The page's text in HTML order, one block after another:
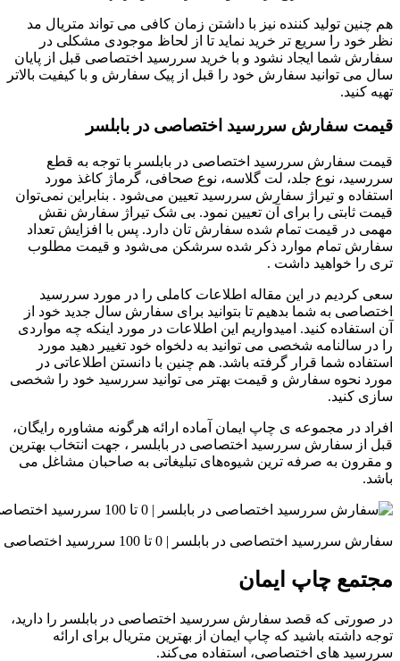
هم چنین تولید کننده نیز با داشتن زمان کافی می تواند متریال مد
نظر خود را سریع تر خرید نماید تا از لحاظ موجودی مشکلی در
سفارش شما ایجاد نشود و با خرید سررسید اختصاصی قبل از پایان
سال می توانید سفارش خود را قبل از پیک سفارش و با کیفیت بالاتر
تهیه کنید.
قیمت سفارش سررسید اختصاصی در بابلسر
قیمت سفارش سررسید اختصاصی در بابلسر با توجه به قطع
سررسید، نوع جلد، لت گلاسه، نوع صحافی، گرماژ کاغذ مورد
استفاده و تیراژ سفارش سررسید تعیین می‌شود . بنابراین نمی‌توان
قیمت ثابتی را برای آن تعیین نمود. بی‌ شک تیراژ سفارش نقش
مهمی در قیمت تمام شده سفارش تان دارد. پس با افزایش تعداد
سفارش تمام موارد ذکر شده سرشکن می‌شود و قیمت مطلوب‌
تری را خواهید داشت .
سعی کردیم در این مقاله اطلاعات کاملی را در مورد سررسید
اختصاصی به شما بدهیم تا بتوانید برای سفارش سال جدید خود از
آن استفاده کنید. امیدواریم این اطلاعات در مورد اینکه چه مواردی
را در سالنامه شخصی می توانید به دلخواه خود تغییر دهید مورد
استفاده شما قرار گرفته باشد. هم چنین با دانستن اطلاعاتی در
مورد نحوه سفارش و قیمت بهتر می توانید سررسید خود را شخصی
سازی کنید.
افراد در مجموعه ی چاپ ایمان آماده ارائه هرگونه مشاوره رایگان،
قبل از سفارش سررسید اختصاصی در بابلسر ، جهت انتخاب بهترین
و مقرون به صرفه ترین شیوه‌های تبلیغاتی به صاحبان مشاغل می
باشد.
سفارش سررسید اختصاصی در بابلسر | 0 تا 100 سررسید اختصاصی
مجتمع چاپ ایمان
در صورتی که قصد سفارش سررسید اختصاصی در بابلسر را دارید،
توجه داشته باشید که چاپ ایمان از بهترین متریال برای ارائه
سررسید های اختصاصی، استفاده می‌کند.